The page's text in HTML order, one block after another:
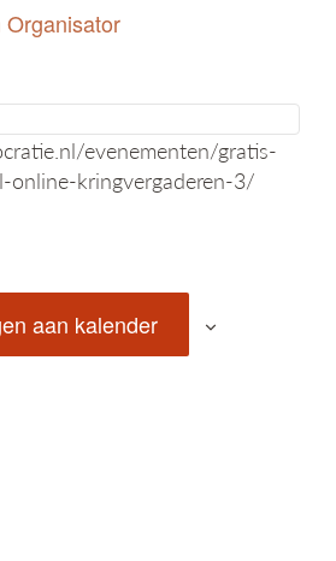
evenementen/gratis-
online-kringvergaderen-3/
aan kalender